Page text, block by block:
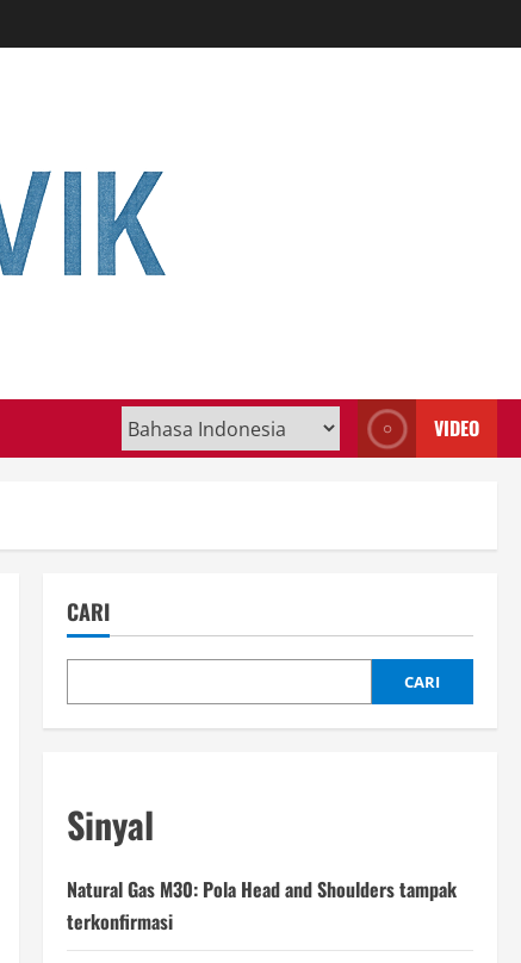
VIDEO
CARI
CARI
Sinyal
Natural Gas M30: Pola Head and Shoulders tampak
terkonfirmasi